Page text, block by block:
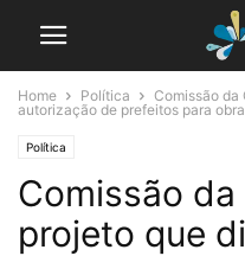
Home Política
Comissão da
autorização de prefeitos para
Política
Comissão
projeto que